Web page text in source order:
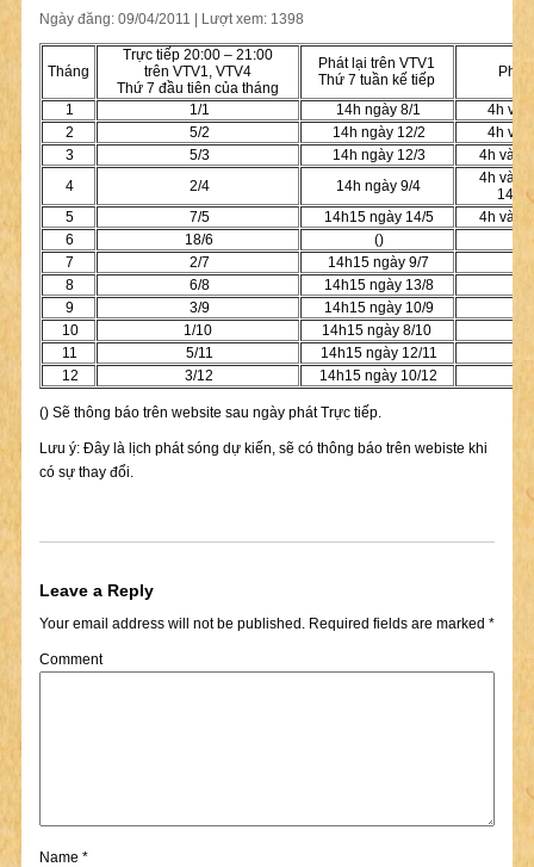
Ngày đăng: 09/04/2011 | Lượt xem: 1398
Tháng
Trực tiếp 20:00 – 21:00
trên VTV1, VTV4
Thứ 7 đầu tiên của tháng
Phát lại trên VTV1
Thứ 7 tuần kế tiếp
Phát
1 1/1 14h ngày 8/1
4h và
2
5/2 14h ngày 12/2
4h và
3
5/3 14h ngày 12/3
4h và
4
2/4 14h ngày 9/4
4h và
5
7/5 14h15 ngày 14/5
4h và
6
18/6
()
7
2/7
14h15 ngày 9/7
8
6/8
14h15 ngày 13/8
9
3/9
14h15 ngày 10/9
10
1/10
14h15 ngày 8/10
11
5/11
14h15 ngày 12/11
12
3/12 14h15 ngày 10/12
() Sẽ thông báo trên website sau ngày phát Trực tiếp.
Lưu ý: Đây là lịch phát sóng dự kiến, sẽ có thông báo trên webiste khi
có sự thay đổi.
Leave a Reply
Your email address will not be published.Required fields are marked *
Comment
Name *